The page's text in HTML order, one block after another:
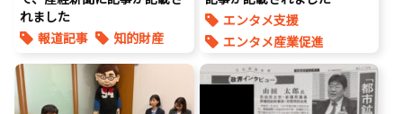
れました
報道記事
知的財産
著作権
エンタメ支援
エンタメ産業促進
報道記事
知的財産
経済政策